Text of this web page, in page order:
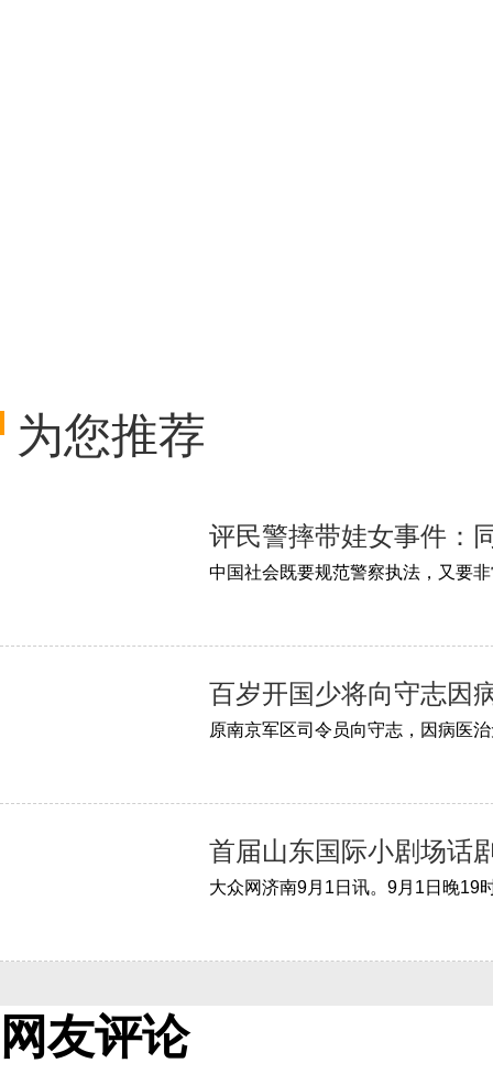
为您推荐
评民警摔带娃女事件：
百岁开国少将向守志因
首届山东国际小剧场话
大众网济南9月1日讯。9月1日晚19
网友评论